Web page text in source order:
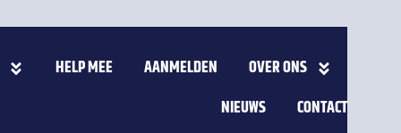
HELP MEE AANMELDEN
OVER ONS
NIEUWS
CONTACT